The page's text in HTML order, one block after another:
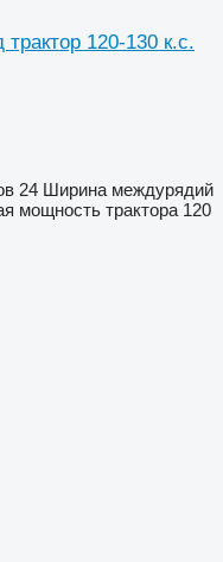
120-130 к.с.
24 Ширина междурядий
мощность трактора 120